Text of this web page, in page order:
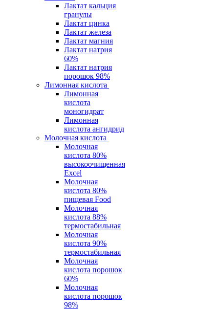
Лактат кальция
гранулы
Лактат цинка
Лактат железа
Лактат магния
Лактат натрия
60%
Лактат натрия
порошок 98%
Лимонная кислота
Лимонная
кислота
моногидрат
Лимонная
кислота ангидрид
Молочная кислота
Молочная
кислота 80%
высокоочищенная
Excel
Молочная
кислота 80%
пищевая Food
Молочная
кислота 88%
термостабильная
Молочная
кислота 90%
термостабильная
Молочная
кислота порошок
60%
Молочная
кислота порошок
98%